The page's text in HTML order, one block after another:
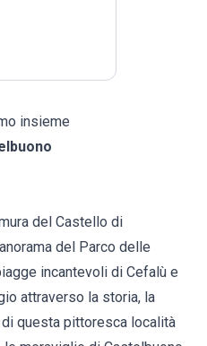
insieme
del Castello di
del Parco delle
incantevoli di Cefalù e
attraverso la storia, la
questa pittoresca località